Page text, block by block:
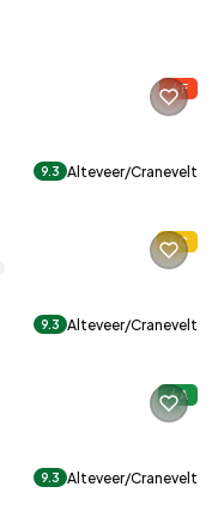
F
9.3 Alteveer/Cranevelt
C
9.3 Alteveer/Cranevelt
A
9.3 Alteveer/Cranevelt